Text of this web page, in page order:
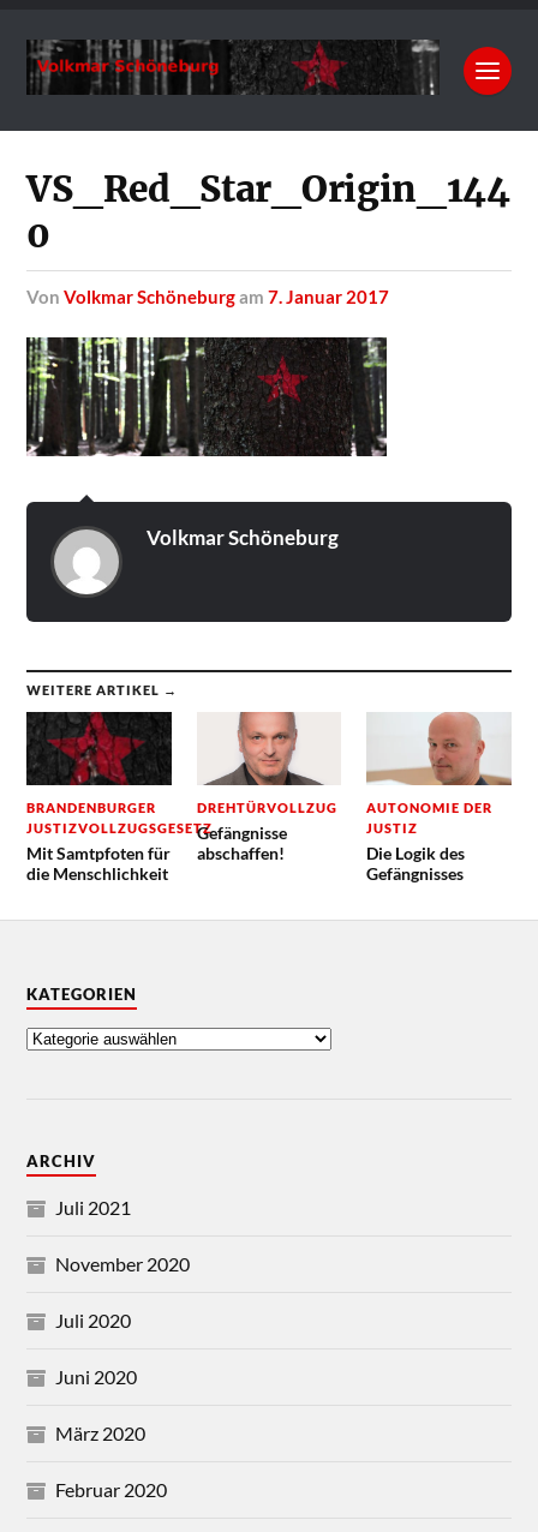
VS_Red_Star_Origin_144
0
vonVolkmar Schöneburgam7. Januar 2017
Volkmar Schöneburg
WEITERE ARTIKEL →
BRANDENBURGER
JUSTIZVOLLZUGSGESETZ
Mit Samtpfoten für
die Menschlichkeit
DREHTÜRVOLLZUG
Gefängnisse
abschaffen!
AUTONOMIE DER
JUSTIZ
Die Logik des
Gefängnisses
KATEGORIEN
ARCHIV
Juli 2021
November 2020
Juli 2020
Juni 2020
März 2020
Februar 2020